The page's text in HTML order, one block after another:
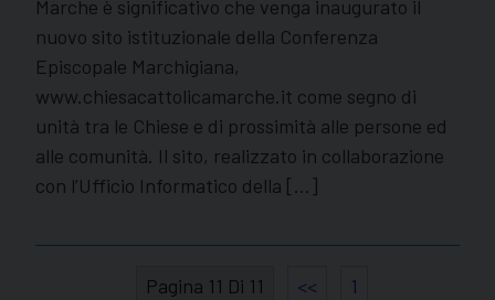
Marche è significativo che venga inaugurato il
nuovo sito istituzionale della Conferenza
Episcopale Marchigiana,
www.chiesacattolicamarche.it come segno di
unità tra le Chiese e di prossimità alle persone ed
alle comunità. Il sito, realizzato in collaborazione
con l’Ufficio Informatico della […]
Pagina 11 Di 11 << 1